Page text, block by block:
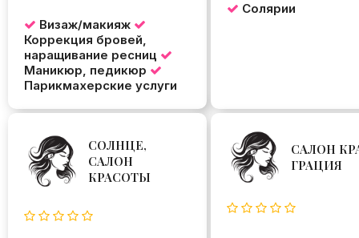
Визаж/макияж
Коррекция бровей,
наращивание ресниц
Маникюр, педикюр
Парикмахерские услуги
Солярии
СОЛНЦЕ,
САЛОН
КРАСОТЫ
САЛОН
ГРАЦИЯ